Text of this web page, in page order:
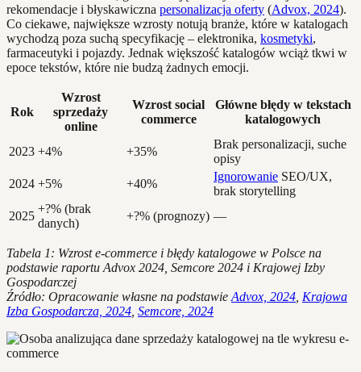
rekomendacje i błyskawiczna personalizacja oferty (Advox, 2024).
Co ciekawe, największe wzrosty notują branże, które w katalogach
wychodzą poza suchą specyfikację – elektronika, kosmetyki,
farmaceutyki i pojazdy. Jednak większość katalogów wciąż tkwi w
epoce tekstów, które nie budzą żadnych emocji.
Rok
Wzrost
sprzedaży
online
Wzrost social
commerce
Główne błędy w tekstach
katalogowych
2023 +4% +35%
Brak personalizacji, suche
opisy
2024 +5% +40%
Ignorowanie SEO/UX,
brak storytelling
2025
+?% (brak
danych)
+?% (prognozy) —
Tabela 1: Wzrost e-commerce i błędy katalogowe w Polsce na
podstawie raportu Advox 2024, Semcore 2024 i Krajowej Izby
Gospodarczej
Źródło: Opracowanie własne na podstawie Advox, 2024 Krajowa
Izba Gospodarcza, 2024 Semcore, 2024